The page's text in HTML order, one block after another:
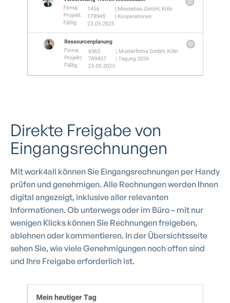
Direkte Freigabe von
Eingangsrechnungen
Mit work4all können Sie Eingangsrechnungen per Handy
prüfen und genehmigen. Alle Rechnungen werden Ihnen
digital angezeigt, inklusive aller relevanten
Informationen. Ob unterwegs oder im Büro – mit nur
wenigen Klicks können Sie Rechnungen freigeben,
ablehnen oder kommentieren. In der Übersichtsseite
sehen Sie, wie viele Genehmigungen noch offen sind
und Ihre Freigabe erforderlich ist.